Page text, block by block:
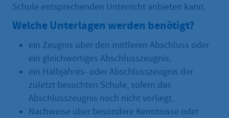
Schule entsprechenden Unterricht anbieten kann.
Welche Unterlagen werden benötigt?
ein Zeugnis über den mittleren Abschluss oder
ein gleichwertiges Abschlusszeugnis,
ein Halbjahres‑ oder Abschlusszeugnis der
zuletzt besuchten Schule, sofern das
Abschlusszeugnis noch nicht vorliegt,
Nachweise über besondere Kenntnisse oder